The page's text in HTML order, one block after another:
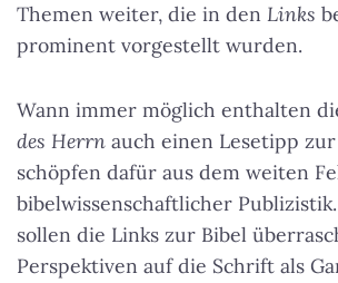
Themen weiter, die in den Links
prominent vorgestellt wurden.
Wann immer möglich enthalten
des Herrn auch einen Lesetipp zur
schöpfen dafür aus dem weiten
bibelwissenschaftlicher
sollen die Links zur Bibel
Perspektiven auf die Schrift als